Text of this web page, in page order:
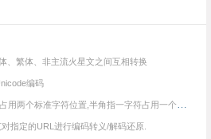
、繁体、非主流火星文之间互相转换
编码
个标准字符位置,半角指一字符占用一个标准的字符位置.
指定的URL进行编码转义/解码还原.